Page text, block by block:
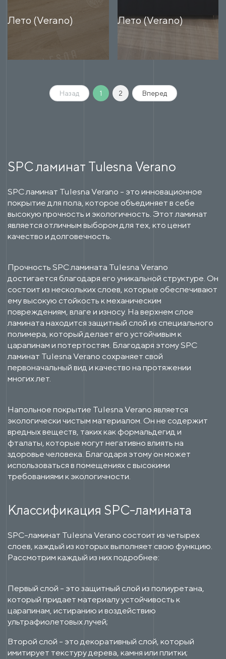
Лето (Verano) Лето (Verano)
Назад 1 2 Вперед
SPC ламинат Tulesna Verano
SPC ламинат Tulesna Verano - это инновационное
покрытие для пола, которое объединяет в себе
высокую прочность и экологичность. Этот ламинат
является отличным выбором для тех, кто ценит
качество и долговечность.
Прочность SPC ламината Tulesna Verano
достигается благодаря его уникальной структуре. Он
состоит из нескольких слоев, которые обеспечивают
ему высокую стойкость к механическим
повреждениям, влаге и износу. На верхнем слое
ламината находится защитный слой из специального
полимера, который делает его устойчивым к
царапинам и потертостям. Благодаря этому SPC
ламинат Tulesna Verano сохраняет свой
первоначальный вид и качество на протяжении
многих лет.
Напольное покрытие Tulesna Verano является
экологически чистым материалом. Он не содержит
вредных веществ, таких как формальдегид и
фталаты, которые могут негативно влиять на
здоровье человека. Благодаря этому он может
использоваться в помещениях с высокими
требованиями к экологичности.
Классификация SPC-ламината
SPC-ламинат Tulesna Verano состоит из четырех
слоев, каждый из которых выполняет свою функцию.
Рассмотрим каждый из них подробнее:
Первый слой - это защитный слой из полиуретана,
который придает материалу устойчивость к
царапинам, истиранию и воздействию
ультрафиолетовых лучей;
Второй слой - это декоративный слой, который
имитирует текстуру дерева, камня или плитки;